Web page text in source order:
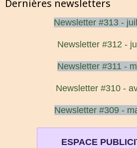
Dernières newsletters
Newsletter #313 -
Newsletter #312 -
Newsletter #311 -
Newsletter #310 -
Newsletter #309 -
ESPACE